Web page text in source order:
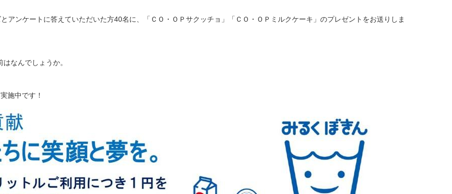
アンケートに答えていただいた方40名に、「ＣＯ・ＯＰサクッチョ」「ＣＯ・ＯＰミルクケーキ」のプレゼントをお送りしま
なんでしょうか。
施中です！